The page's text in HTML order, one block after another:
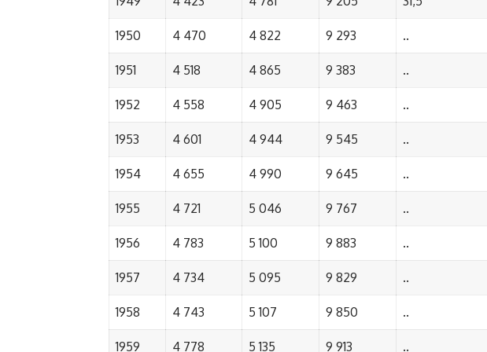
1950 4 470 4 822 9 293 ..
1951 4 518 4 865 9 383 ..
1952 4 558 4 905 9 463 ..
1953 4 601 4 944 9 545 ..
1954 4 655 4 990 9 645 ..
1955 4 721 5 046 9 767 ..
1956 4 783 5 100 9 883 ..
1957 4 734 5 095 9 829 ..
1958 4 743 5 107 9 850 ..
1959 4 778 5 135 9 913 ..